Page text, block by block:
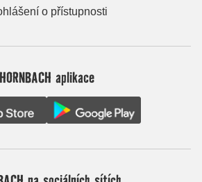
o přístupnosti
HORNBACH aplikace